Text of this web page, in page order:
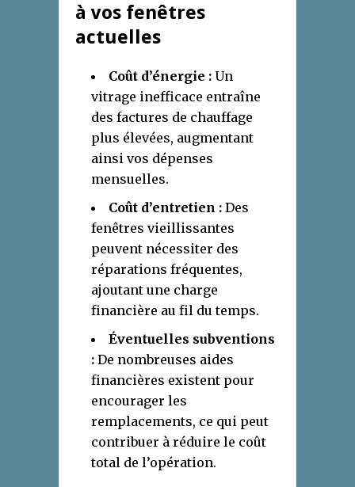
à vos fenêtres
actuelles
Coût d’énergie : Un
vitrage inefficace entraîne
des factures de chauffage
plus élevées, augmentant
ainsi vos dépenses
mensuelles.
Coût d’entretien : Des
fenêtres vieillissantes
peuvent nécessiter des
réparations fréquentes,
ajoutant une charge
financière au fil du temps.
Éventuelles subventions
: De nombreuses aides
financières existent pour
encourager les
remplacements, ce qui peut
contribuer à réduire le coût
total de l’opération.